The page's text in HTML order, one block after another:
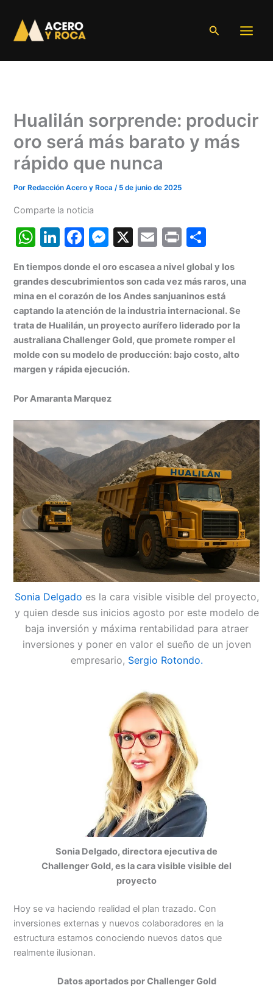
contenido
Buscar
Hualilán sorprende: producir
oro será más barato y más
rápido que nunca
Por Redacción Acero y Roca/ 5 de junio de 2025
Comparte la noticia
W
at
s
A
p
p
Li
k
e
dI
n
F
c
e
b
o
o
k
M
s
s
e
n
g
er
X
E
ai
l
Pr
t
m
p
ar
tir
En tiempos donde el oro escasea a nivel global y los
grandes descubrimientos son cada vez más raros, una
mina en el corazón de los Andes sanjuaninos está
captando la atención de la industria internacional. Se
trata de Hualilán, un proyecto aurífero liderado por la
australiana Challenger Gold, que promete romper el
molde con su modelo de producción: bajo costo, alto
margen y rápida ejecución.
Por Amaranta Marquez
Sonia Delgado es la cara visible visible del proyecto,
y quien desde sus inicios agosto por este modelo de
baja inversión y máxima rentabilidad para atraer
inversiones y poner en valor el sueño de un joven
empresario, Sergio Rotondo.
Sonia Delgado, directora ejecutiva de
Challenger Gold, es la cara visible visible del
proyecto
Hoy se va haciendo realidad el plan trazado. Con
inversiones externas y nuevos colaboradores en la
estructura estamos conociendo nuevos datos que
realmente ilusionan.
Datos aportados por Challenger Gold